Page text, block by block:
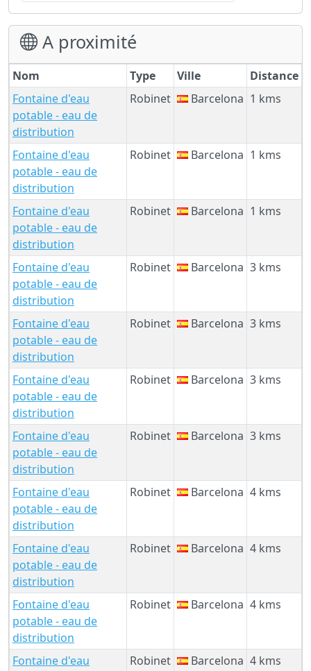
A proximité
Nom Type Ville
Distance
Fontaine d'eau
potable - eau de
distribution
Robinet Barcelona 1 kms
Fontaine d'eau
potable - eau de
distribution
Robinet Barcelona 1 kms
Fontaine d'eau
potable - eau de
distribution
Robinet Barcelona 1 kms
Fontaine d'eau
potable - eau de
distribution
Robinet Barcelona 3 kms
Fontaine d'eau
potable - eau de
distribution
Robinet Barcelona 3 kms
Fontaine d'eau
potable - eau de
distribution
Robinet Barcelona 3 kms
Fontaine d'eau
potable - eau de
distribution
Robinet Barcelona 3 kms
Fontaine d'eau
potable - eau de
distribution
Robinet Barcelona 4 kms
Fontaine d'eau
potable - eau de
distribution
Robinet Barcelona 4 kms
Fontaine d'eau
potable - eau de
distribution
Robinet Barcelona 4 kms
Fontaine d'eau
Robinet Barcelona 4 kms